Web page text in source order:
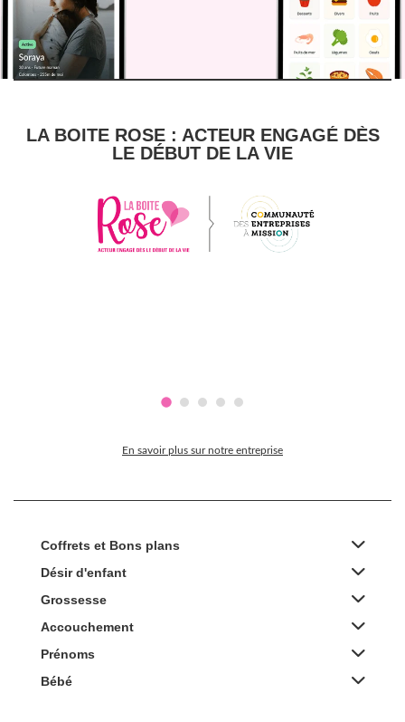
LA BOITE ROSE : ACTEUR ENGAGÉ DÈS
LE DÉBUT DE LA VIE
En savoir plus sur notre entreprise
Coffrets et Bons plans
Désir d'enfant
Grossesse
Accouchement
Prénoms
Bébé